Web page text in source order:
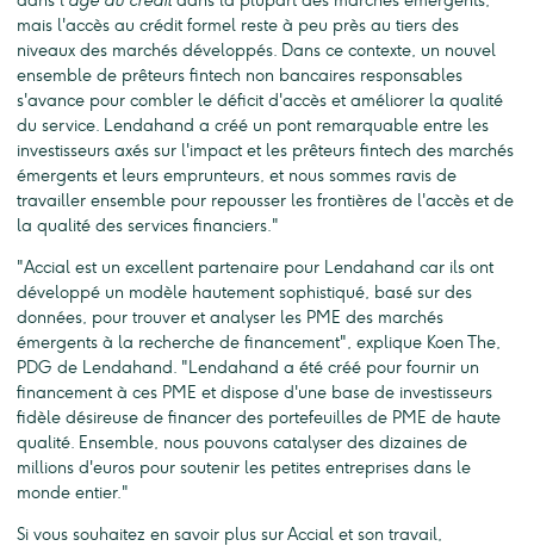
mais l'accès au crédit formel reste à peu près au tiers des
niveaux des marchés développés. Dans ce contexte, un nouvel
ensemble de prêteurs fintech non bancaires responsables
s'avance pour combler le déficit d'accès et améliorer la qualité
du service. Lendahand a créé un pont remarquable entre les
investisseurs axés sur l'impact et les prêteurs fintech des marchés
émergents et leurs emprunteurs, et nous sommes ravis de
travailler ensemble pour repousser les frontières de l'accès et de
la qualité des services financiers."
"Accial est un excellent partenaire pour Lendahand car ils ont
développé un modèle hautement sophistiqué, basé sur des
données, pour trouver et analyser les PME des marchés
émergents à la recherche de financement", explique Koen The,
PDG de Lendahand. "Lendahand a été créé pour fournir un
financement à ces PME et dispose d'une base de investisseurs
fidèle désireuse de financer des portefeuilles de PME de haute
qualité. Ensemble, nous pouvons catalyser des dizaines de
millions d'euros pour soutenir les petites entreprises dans le
monde entier."
Si vous souhaitez en savoir plus sur Accial et son travail,